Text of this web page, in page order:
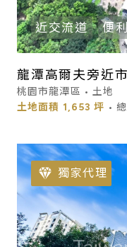
近交流道 便
龍潭高爾夫旁近
桃園市龍潭區 • 土地
土地面積 1,653 坪 •
獨家代理